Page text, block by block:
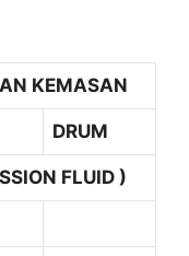
KEMASAN
DRUM
FLUID )